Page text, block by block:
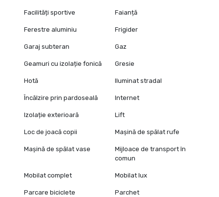
Facilități sportive Faianță
Ferestre aluminiu Frigider
Garaj subteran Gaz
Geamuri cu izolație fonică Gresie
Hotă Iluminat stradal
Încălzire prin pardoseală Internet
Izolație exterioară Lift
Loc de joacă copii Mașină de spălat rufe
Mașină de spălat vase
Mijloace de transport în
comun
Mobilat complet Mobilat lux
Parcare biciclete Parchet